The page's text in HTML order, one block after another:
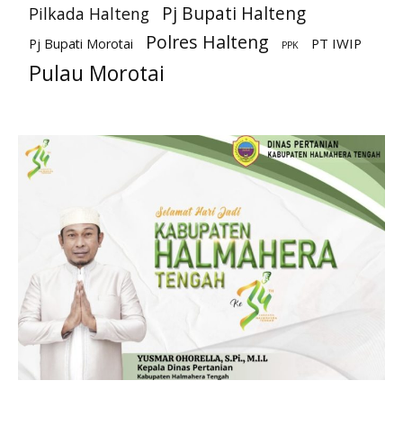
Pilkada Halteng Pj Bupati Halteng
Pj Bupati Morotai Polres Halteng PPK PT IWIP
Pulau Morotai